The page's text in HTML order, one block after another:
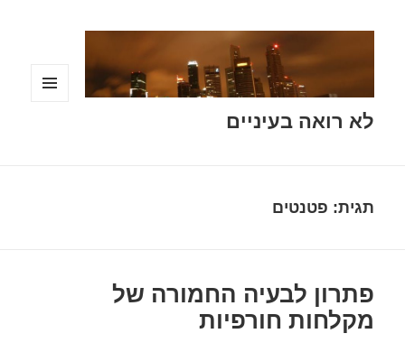
לא רואה בעיניים
תגית: פטנטים
פתרון לבעיה החמורה של
מקלחות חורפיות